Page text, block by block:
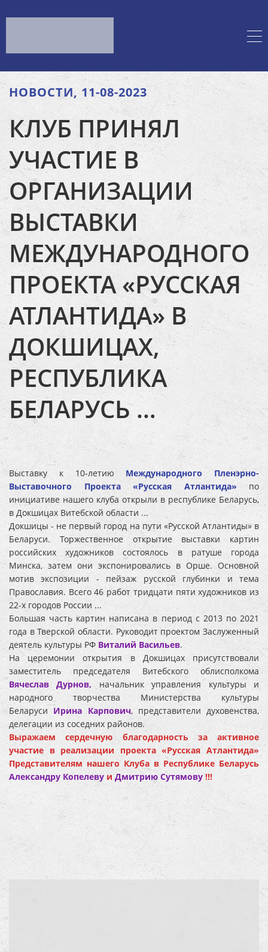
НОВОСТИ, 11-08-2023
КЛУБ ПРИНЯЛ
УЧАСТИЕ В
ОРГАНИЗАЦИИ
ВЫСТАВКИ
МЕЖДУНАРОДНОГО
ПРОЕКТА «РУССКАЯ
АТЛАНТИДА» В
ДОКШИЦАХ,
РЕСПУБЛИКА
БЕЛАРУСЬ …
Выставку к 10-летию Международного Пленэрно-
Выставочного Проекта «Русская Атлантида»по
инициативе нашего клуба открыли в республике Беларусь,
в Докшицах Витебской области ...
Докшицы - не первый город на пути «Русской Атлантиды» в
Беларуси. Торжественное открытие выставки картин
российских художников состоялось в ратуше города
Минска, затем они экспонировались в Орше. Основной
мотив экспозиции - пейзаж русской глубинки и тема
Православия. Всего 46 работ тридцати пяти художников из
22-х городов России ...
Большая часть картин написана в период с 2013 по 2021
года в Тверской области. Руководит проектом Заслуженный
деятель культуры РФ Виталий Васильев.
На церемонии открытия в Докшицах присутствовали
заместитель председателя Витебского облисполкома
Вячеслав Дурнов, начальник управления культуры и
народного творчества Министерства культуры
Беларуси Ирина Карпович, представители духовенства,
делегации из соседних районов.
Выражаем сердечную благодарность за активное
участие в реализации проекта «Русская Атлантида»
Представителям нашего Клуба в Республике Беларусь
Александру Копелеву и Дмитрию Сутямову !!!